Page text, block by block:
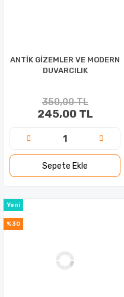
ANTİK GİZEMLER VE MODERN
DUVARCILIK
350,00 TL
245,00 TL
Sepete Ekle
%30
Yeni